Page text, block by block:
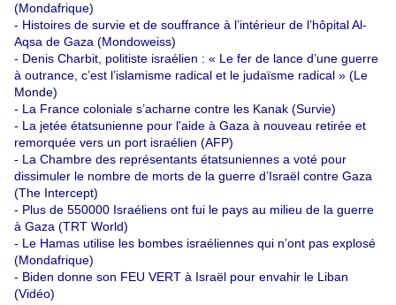
(Mondafrique)
- Histoires de survie et de souffrance à l’intérieur de l’hôpital Al-
Aqsa de Gaza (Mondoweiss)
- Denis Charbit, politiste israélien : « Le fer de lance d’une guerre
à outrance, c’est l’islamisme radical et le judaïsme radical » (Le
Monde)
- La France coloniale s’acharne contre les Kanak (Survie)
- La jetée étatsunienne pour l'aide à Gaza à nouveau retirée et
remorquée vers un port israélien (AFP)
- La Chambre des représentants étatsuniennes a voté pour
dissimuler le nombre de morts de la guerre d’Israël contre Gaza
(The Intercept)
- Plus de 550000 Israéliens ont fui le pays au milieu de la guerre
à Gaza (TRT World)
- Le Hamas utilise les bombes israéliennes qui n’ont pas explosé
(Mondafrique)
- Biden donne son FEU VERT à Israël pour envahir le Liban
(Vidéo)